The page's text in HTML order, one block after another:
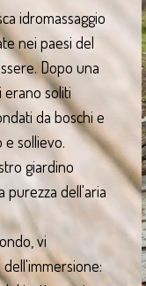
idromassaggio
nei paesi del
Dopo una
erano soliti
da boschi e
sollievo.
giardino
purezza dell'aria
vi